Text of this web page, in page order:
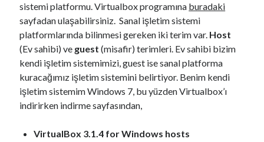
sistemi platformu. Virtualbox programına buradaki
sayfadan ulaşabilirsiniz. Sanal işletim sistemi
platformlarında bilinmesi gereken iki terim var. Host
(Ev sahibi) ve guest(misafir) terimleri. Ev sahibi bizim
kendi işletim sistemimizi, guest ise sanal platforma
kuracağımız işletim sistemini belirtiyor. Benim kendi
işletim sistemim Windows 7, bu yüzden Virtualbox’ı
indirirken indirme sayfasından,
VirtualBox 3.1.4 for Windows hosts